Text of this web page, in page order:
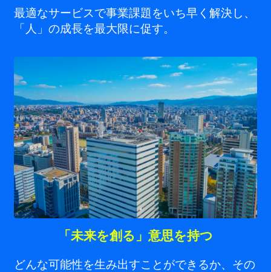
最適なサービスで事業課題をいち早く解決し、
「人」の成長を最大限に促す。
「未来を創る」意思を持つ
どんな可能性を生み出すことができるか、その